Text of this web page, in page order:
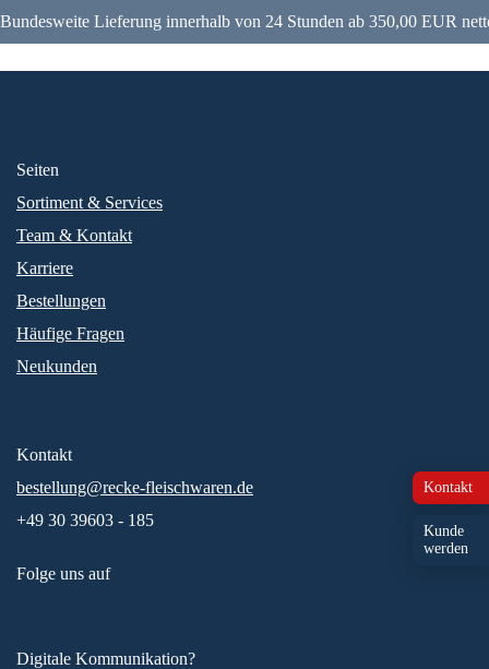
Bundesweite Lieferung innerhalb von 24 Stunden ab 350,00 EUR
Kontakt
Kunde
werden
Seiten
Sortiment & Services
Team & Kontakt
Karriere
Bestellungen
Häufige Fragen
Neukunden
Kontakt
bestellung@recke-fleischwaren.de
+49 30 39603 - 185
Folge uns auf
Digitale Kommunikation?